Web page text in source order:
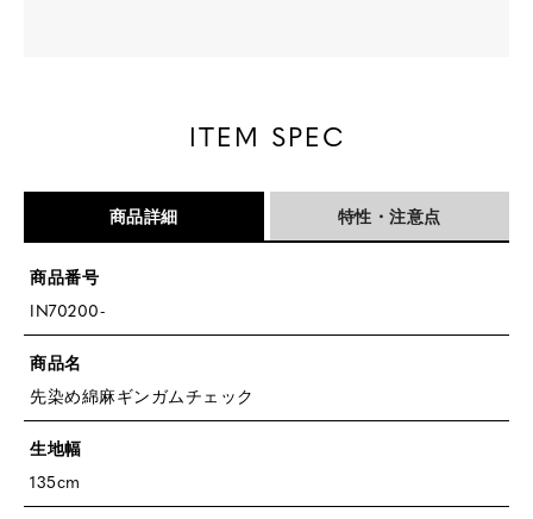
ITEM SPEC
商品詳細
商品番号
IN70200-
商品名
先染め綿麻ギンガムチェック
生地幅
135cm
特性・注意点